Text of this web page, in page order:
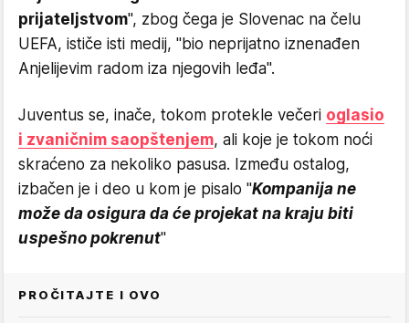
prijateljstvom", zbog čega je Slovenac na čelu
UEFA, ističe isti medij, "bio neprijatno iznenađen
Anjelijevim radom iza njegovih leđa".
Juventus se, inače, tokom protekle večeri oglasio
i zvaničnim saopštenjem, ali koje je tokom noći
skraćeno za nekoliko pasusa. Između ostalog,
izbačen je i deo u kom je pisalo ''Kompanija ne
može da osigura da će projekat na kraju biti
uspešno pokrenut"
PROČITAJTE I OVO